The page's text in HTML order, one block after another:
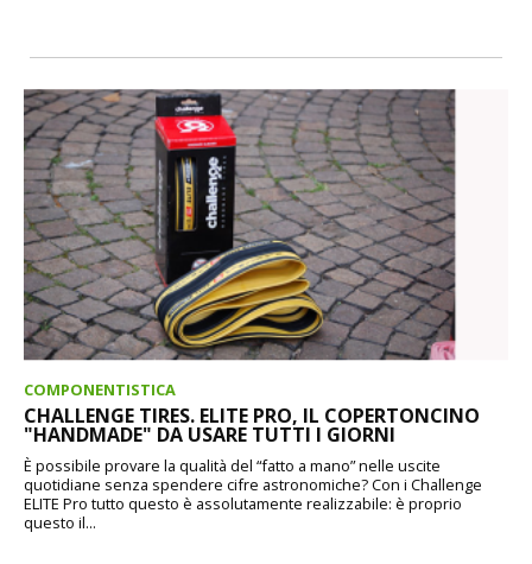
COMPONENTISTICA
CHALLENGE TIRES. ELITE PRO, IL COPERTONCINO
"HANDMADE" DA USARE TUTTI I GIORNI
È possibile provare la qualità del “fatto a mano” nelle uscite
quotidiane senza spendere cifre astronomiche? Con i Challenge
ELITE Pro tutto questo è assolutamente realizzabile: è proprio
questo il...